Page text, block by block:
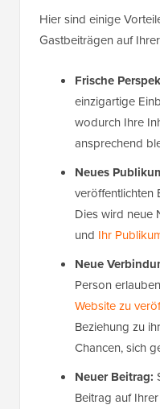
Hier sind einige
Gastbeiträgen auf Ihrer
Frische
einzigartige
wodurch Ihre
ansprechend
Neues
veröffentlichten
Dies wird neue
und Ihr
Neue
Person
Website zu
Beziehung zu
Chancen, sich
Neuer Beitrag:
Beitrag auf